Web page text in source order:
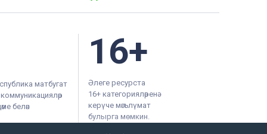
матбугат
коммуникацияләр
белән
16+
Әлеге ресурста
16+ категорияләренә
керүче мәгълүмат
булырга мөмкин.